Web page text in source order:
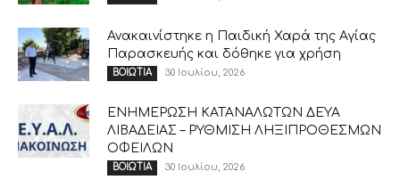
Ανακαινίστηκε η Παιδική Χαρά της Αγίας
Παρασκευής και δόθηκε για χρήση
ΒΟΙΩΤΙΑ 30 Ιουλίου, 2026
ΕΝΗΜΕΡΩΣΗ ΚΑΤΑΝΑΛΩΤΩΝ ΔΕΥΑ
ΛΙΒΑΔΕΙΑΣ – ΡΥΘΜΙΣΗ ΛΗΞΙΠΡΟΘΕΣΜΩΝ
ΟΦΕΙΛΩΝ
ΒΟΙΩΤΙΑ 30 Ιουλίου, 2026